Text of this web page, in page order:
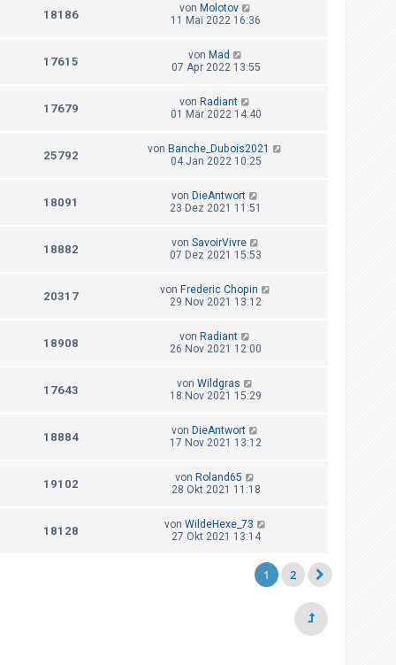
18186 von Molotov
11 Mai 2022 16:36
17615 von Mad
07 Apr 2022 13:55
17679 von Radiant
01 Mär 2022 14:40
25792 von Banche_Dubois2021
04 Jan 2022 10:25
18091 von DieAntwort
23 Dez 2021 11:51
18882 von SavoirVivre
07 Dez 2021 15:53
20317 von Frederic Chopin
29 Nov 2021 13:12
18908 von Radiant
26 Nov 2021 12:00
17643 vonWildgras
18 Nov 2021 15:29
18884 von DieAntwort
17 Nov 2021 13:12
19102 von Roland65
28 Okt 2021 11:18
18128 von WildeHexe_73
27 Okt 2021 13:14
1 2